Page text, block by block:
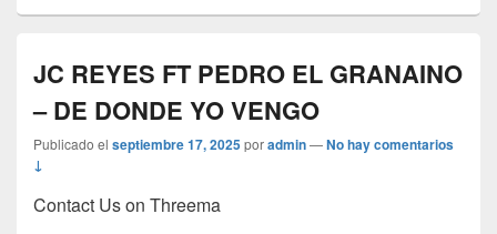
JC REYES FT PEDRO EL GRANAINO
– DE DONDE YO VENGO
Publicado el septiembre 17, 2025poradmin—No hay comentarios
↓
Contact Us on Threema